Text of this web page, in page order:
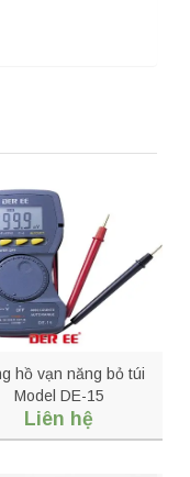
hồ vạn năng bỏ túi
Model DE-15
Liên hệ